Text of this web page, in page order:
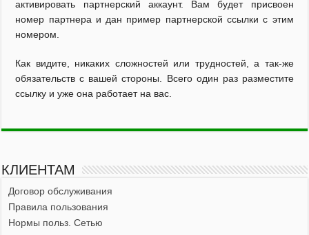
активировать партнерский аккаунт. Вам будет присвоен
номер партнера и дан пример партнерской ссылки с этим
номером.
Как видите, никаких сложностей или трудностей, а так-же
обязательств с вашей стороны. Всего один раз разместите
ссылку и уже она работает на вас.
КЛИЕНТАМ
Договор обслуживания
Правила пользования
Нормы польз. Сетью